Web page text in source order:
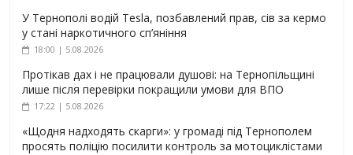
У Тернополі водій Tesla, позбавлений прав, сів за кермо
у стані наркотичного сп’яніння
18:00 | 5.08.2026
Протікав дах і не працювали душові: на Тернопільщині
лише після перевірки покращили умови для ВПО
17:22 | 5.08.2026
«Щодня надходять скарги»: у громаді під Тернополем
просять поліцію посилити контроль за мотоциклістами